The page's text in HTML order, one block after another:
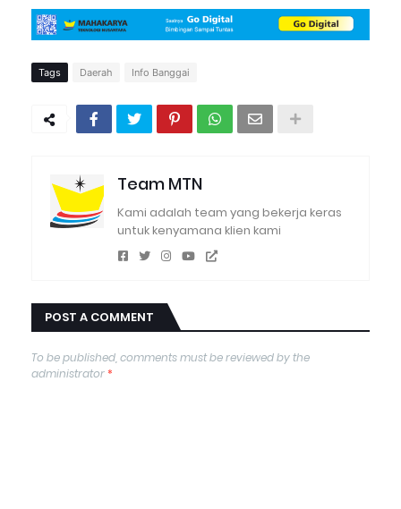
Tags Daerah Info Banggai
Team MTN
Kami adalah team yang bekerja keras
untuk kenyamana klien kami
POST A COMMENT
To be published, comments must be reviewed by the
administrator*